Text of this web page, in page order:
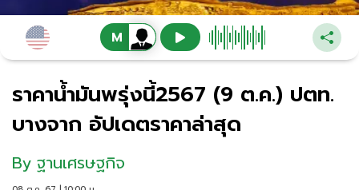
ราคาน้ำมันพรุ่งนี้2567 (9 ต.ค.) ปตท.
บางจาก อัปเดตราคาล่าสุด
By ฐานเศรษฐกิจ